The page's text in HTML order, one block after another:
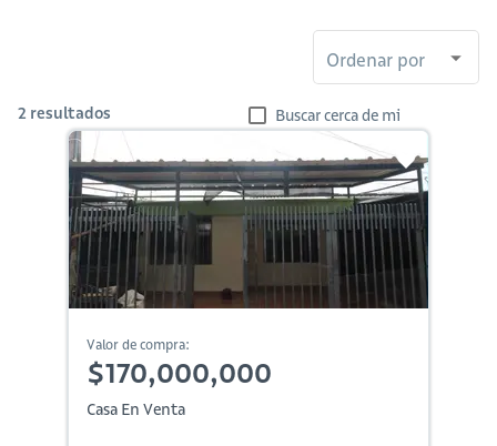
Ordenar por
2 resultados Buscar cerca de mi
Valor de compra:
$170,000,000
Casa En Venta